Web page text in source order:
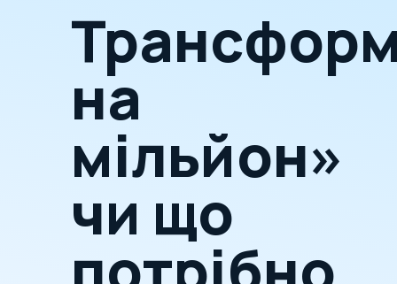
на
мільйон»
чи що